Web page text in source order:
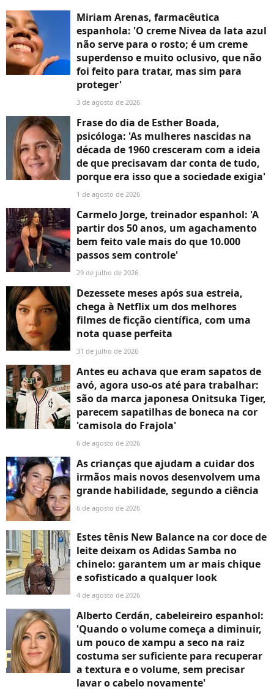
Miriam Arenas, farmacêutica
espanhola: 'O creme Nivea da lata azul
não serve para o rosto; é um creme
superdenso e muito oclusivo, que não
foi feito para tratar, mas sim para
proteger'
3 de agosto de 2026
Frase do dia de Esther Boada,
psicóloga: 'As mulheres nascidas na
década de 1960 cresceram com a ideia
de que precisavam dar conta de tudo,
porque era isso que a sociedade exigia'
1 de agosto de 2026
Carmelo Jorge, treinador espanhol: 'A
partir dos 50 anos, um agachamento
bem feito vale mais do que 10.000
passos sem controle'
29 de julho de 2026
Dezessete meses após sua estreia,
chega à Netflix um dos melhores
filmes de ficção científica, com uma
nota quase perfeita
31 de julho de 2026
Antes eu achava que eram sapatos de
avó, agora uso-os até para trabalhar:
são da marca japonesa Onitsuka Tiger,
parecem sapatilhas de boneca na cor
'camisola do Frajola'
6 de agosto de 2026
As crianças que ajudam a cuidar dos
irmãos mais novos desenvolvem uma
grande habilidade, segundo a ciência
6 de agosto de 2026
Estes tênis New Balance na cor doce de
leite deixam os Adidas Samba no
chinelo: garantem um ar mais chique
e sofisticado a qualquer look
4 de agosto de 2026
Alberto Cerdán, cabeleireiro espanhol:
'Quando o volume começa a diminuir,
um pouco de xampu a seco na raiz
costuma ser suficiente para recuperar
a textura e o volume, sem precisar
lavar o cabelo novamente'